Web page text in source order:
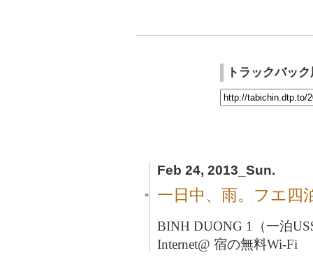
トラックバッ
Feb 24, 2013_Sun.
■ 一日中、雨。フエ四
BINH DUONG 1（一泊
Internet@ 宿の無料Wi-Fi